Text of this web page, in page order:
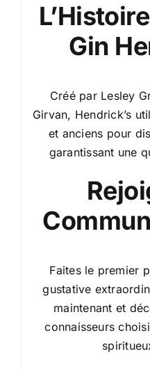
Gin
Créé par Lesley
Girvan, Hendrick’s
et anciens pour
garantissant une
Faites le premier
gustative
maintenant et
connaisseurs